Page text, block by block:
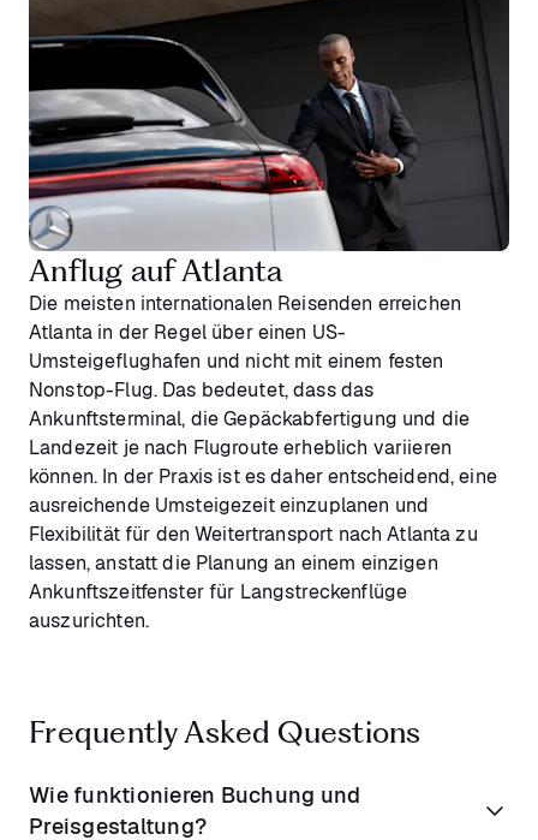
Anflug auf Atlanta
Die meisten internationalen Reisenden erreichen
Atlanta in der Regel über einen US-
Umsteigeflughafen und nicht mit einem festen
Nonstop-Flug. Das bedeutet, dass das
Ankunftsterminal, die Gepäckabfertigung und die
Landezeit je nach Flugroute erheblich variieren
können. In der Praxis ist es daher entscheidend, eine
ausreichende Umsteigezeit einzuplanen und
Flexibilität für den Weitertransport nach Atlanta zu
lassen, anstatt die Planung an einem einzigen
Ankunftszeitfenster für Langstreckenflüge
auszurichten.
Frequently Asked Questions
Wie funktionieren Buchung und
Preisgestaltung?